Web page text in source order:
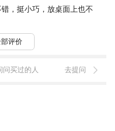
，挺小巧，放桌面上也不
评价
问买过的人 去提问